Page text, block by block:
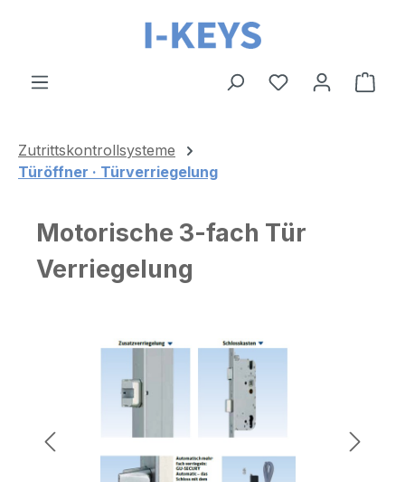
Zum Hauptinhalt springen
Zutrittskontrollsysteme
Türöffner · Türverriegelung
Motorische 3-fach Tür
Verriegelung
Bildergalerie überspringen